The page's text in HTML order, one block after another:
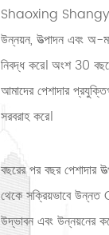
Shaoxing Shangyu
উন্নয়ন, উত্পাদন এবং অ-
নিবদ্ধ করে। অংশ 30
আমাদের পেশাদার
সরবরাহ করে।
বছরের পর বছর পেশাদার
থেকে সক্রিয়ভাবে উন্নত
উদ্ভাবন এবং উন্নয়নের